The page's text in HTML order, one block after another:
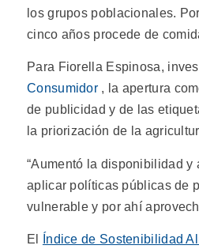
los grupos poblacionales.
cinco años procede de
Para Fiorella Espinosa,
Consumidor , la apertura
de publicidad y de las
la priorización de la
“Aumentó la disponibilidad
aplicar políticas públicas de
vulnerable y por ahí
El Índice de Sostenibilidad